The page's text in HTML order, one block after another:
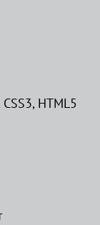
HTML5